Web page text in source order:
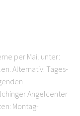
per Mail unter:
Alternativ: Tages-
Angelcenter
Montag-